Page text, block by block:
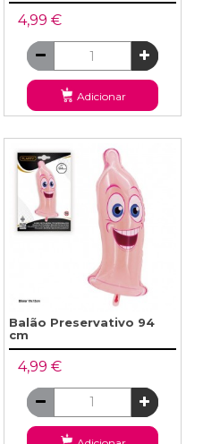
4,99 €
Adicionar
Balão Preservativo 94
cm
4,99 €